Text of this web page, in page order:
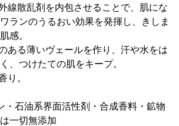
線散乱剤を内包させることで、肌にな
ランのうるおい効果を発揮し、きしま
感。
ある薄いヴェールを作り、汗や水をは
、つけたての肌をキープ。
り。
石油系界面活性剤・合成香料・鉱物
一切無添加